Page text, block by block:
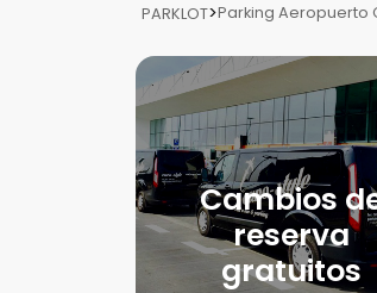
PARKLOT>Parking Aeropuerto
Cambios
reserva
gratuitos